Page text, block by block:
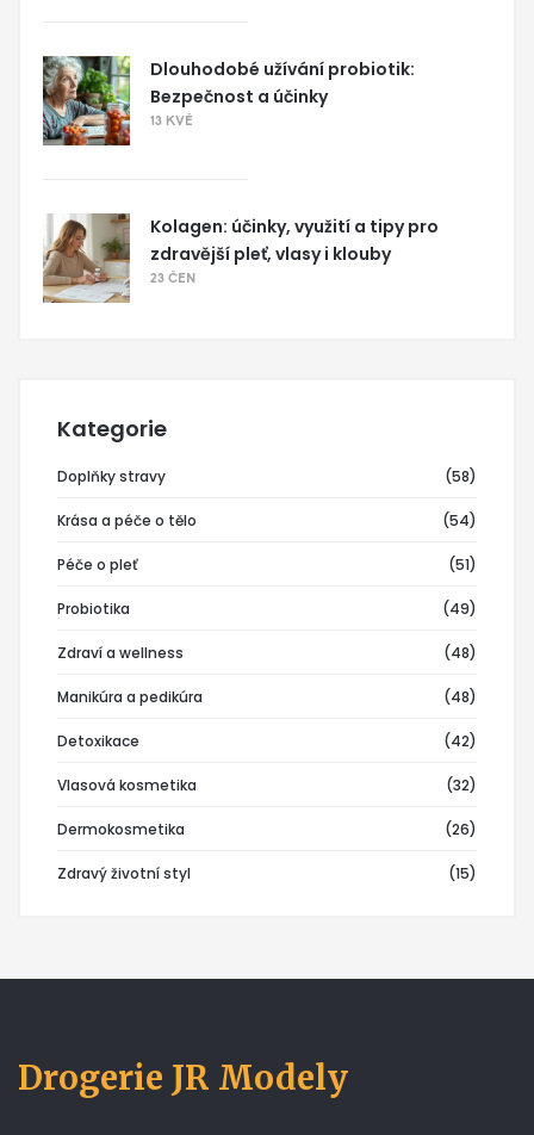
Dlouhodobé užívání probiotik:
Bezpečnost a účinky
13 KVĚ
Kolagen: účinky, využití a tipy pro
zdravější pleť, vlasy i klouby
23 ČEN
Kategorie
Doplňky stravy (58)
Krása a péče o tělo (54)
Péče o pleť (51)
Probiotika (49)
Zdraví a wellness (48)
Manikúra a pedikúra (48)
Detoxikace (42)
Vlasová kosmetika (32)
Dermokosmetika (26)
Zdravý životní styl (15)
Drogerie JR Modely